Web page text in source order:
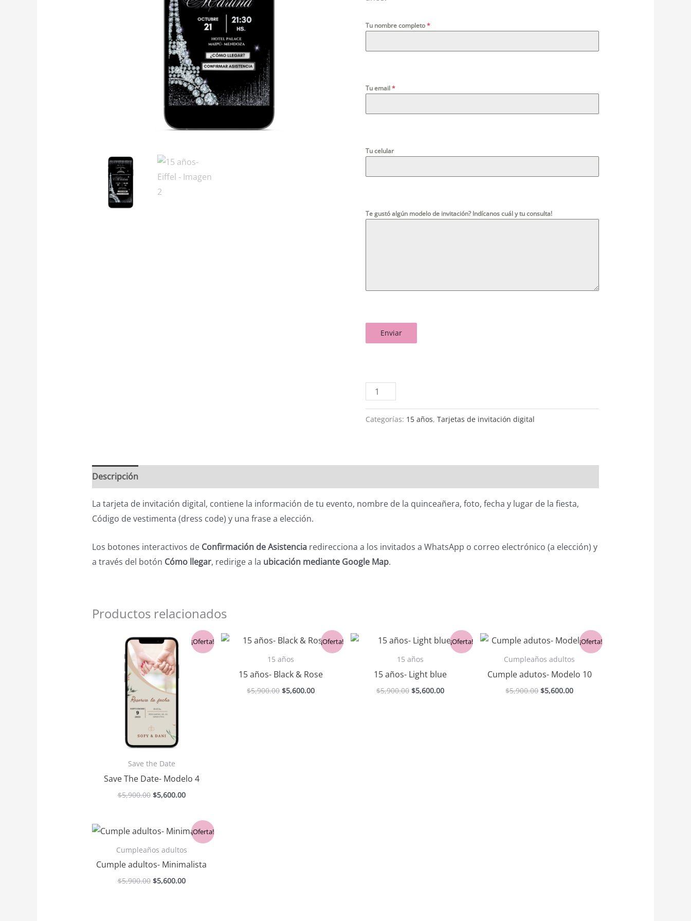
Tu nombre completo*
Tu email*
Tu celular
Te gustó algún modelo de invitación? Indícanos cuál y tu consulta!
Enviar
Categorías: 15 años,Tarjetas de invitación digital
Descripción
La tarjeta de invitación digital, contiene la información de tu evento, nombre de la quinceañera, foto, fecha y lugar de la fiesta,
Código de vestimenta (dress code) y una frase a elección.
Los botones interactivos de Confirmación de Asistenciaredirecciona a los invitados a WhatsApp o correo electrónico (a elección) y
a través del botón Cómo llegar, redirige a la ubicación mediante Google Map.
Productos relacionados
¡Oferta!
Save the Date
Save The Date- Modelo 4
$5,900.00
El
precio
original
era:
$5,900.00.
$5,600.00
precio
actual
¡Oferta!
15 años
15 años- Black & Rose
$5,900.00
El
precio
original
era:
$5,900.00.
$5,600.00
El
precio
actual
$5,600.00.
¡Oferta!
15 años
15 años- Light blue
$5,900.00
El
precio
original
era:
$5,900.00.
$5,600.00
El
precio
actual
$5,600.00.
¡Oferta!
Cumpleaños adultos
Cumple adutos- Modelo 10
$5,900.00
El
precio
original
era:
$5,900.00.
$5,600.00
El
precio
actual
es:
$5,600.00.
¡Oferta!
Cumpleaños adultos
Cumple adultos- Minimalista
$5,900.00
El
precio
original
era:
$5,900.00.
$5,600.00
El
precio
actual
es:
$5,600.00.